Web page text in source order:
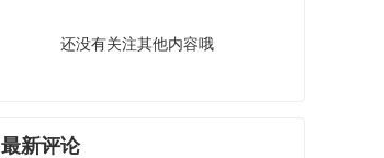
还没有关注其他内容哦
最新评论